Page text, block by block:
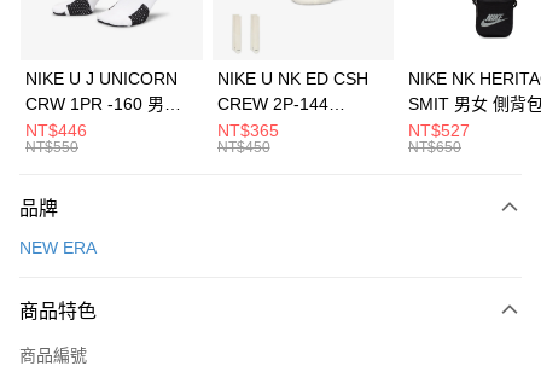
上海商業儲蓄銀行
元大商業銀行
台灣樂天信用卡公司
Apple Pay
全盈+PAY
AFTEE先享後付
【關於「AFTEE先享後付」】
便利好安心！
３．安心：先確認商品／服務後，再付款。
【「AFTEE先享後付」結帳流程】
運送方式
每筆NT$100，滿NT$1,500(含以上)免運費
宅配
NIKE U J UNICORN
CRW 1PR -160 男女
中統襪 FZ3393100
NT$446
NT$550
NIKE U NK ED CSH
CREW 2P-144
EMBRDY 男女 短統襪
FZ3073133
NT$365
NT$450
NIKE NK
SMIT 男女 側背
BA5871010
NT$527
NT$650
品牌
NEW ERA
商品特色
商品編號